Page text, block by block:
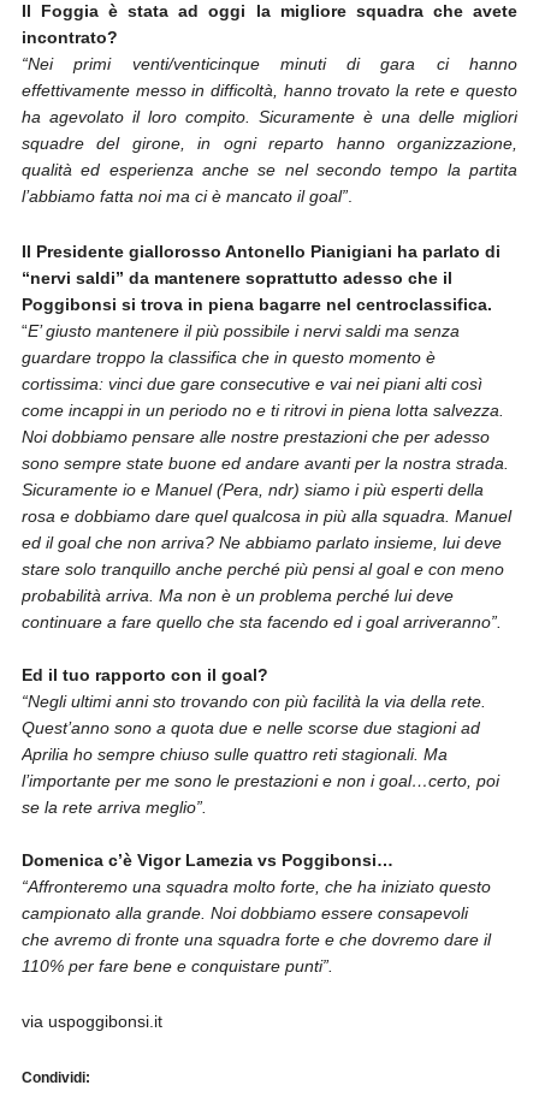
Il Foggia è stata ad oggi la migliore squadra che avete
incontrato?
“Nei primi venti/venticinque minuti di gara ci hanno
effettivamente messo in difficoltà, hanno trovato la rete e questo
ha agevolato il loro compito. Sicuramente è una delle migliori
squadre del girone, in ogni reparto hanno organizzazione,
qualità ed esperienza anche se nel secondo tempo la partita
l’abbiamo fatta noi ma ci è mancato il goal”.
Il Presidente giallorosso Antonello Pianigiani ha parlato di
“nervi saldi” da mantenere soprattutto adesso che il
Poggibonsi si trova in piena bagarre nel centroclassifica.
“E’ giusto mantenere il più possibile i nervi saldi ma senza
guardare troppo la classifica che in questo momento è
cortissima: vinci due gare consecutive e vai nei piani alti così
come incappi in un periodo no e ti ritrovi in piena lotta salvezza.
Noi dobbiamo pensare alle nostre prestazioni che per adesso
sono sempre state buone ed andare avanti per la nostra strada.
Sicuramente io e Manuel (Pera, ndr) siamo i più esperti della
rosa e dobbiamo dare quel qualcosa in più alla squadra. Manuel
ed il goal che non arriva? Ne abbiamo parlato insieme, lui deve
stare solo tranquillo anche perché più pensi al goal e con meno
probabilità arriva. Ma non è un problema perché lui deve
continuare a fare quello che sta facendo ed i goal arriveranno”.
Ed il tuo rapporto con il goal?
“Negli ultimi anni sto trovando con più facilità la via della rete.
Quest’anno sono a quota due e nelle scorse due stagioni ad
Aprilia ho sempre chiuso sulle quattro reti stagionali. Ma
l’importante per me sono le prestazioni e non i goal…certo, poi
se la rete arriva meglio”.
Domenica c’è Vigor Lamezia vs Poggibonsi…
“Affronteremo una squadra molto forte, che ha iniziato questo
campionato alla grande. Noi dobbiamo essere consapevoli
che avremo di fronte una squadra forte e che dovremo dare il
110% per fare bene e conquistare punti”.
via uspoggibonsi.it
Condividi: